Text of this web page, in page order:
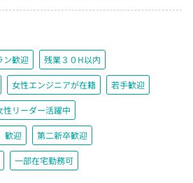
ン歓迎 残業３０H以内
女性エンジニアが在籍 若手歓迎
性リーダー活躍中
歓迎 第二新卒歓迎
一部在宅勤務可